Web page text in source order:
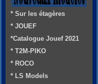
* Sur les étagères
* JOUEF
*Catalogue Jouef 2021
* T2M-PIKO
* ROCO
* LS Models